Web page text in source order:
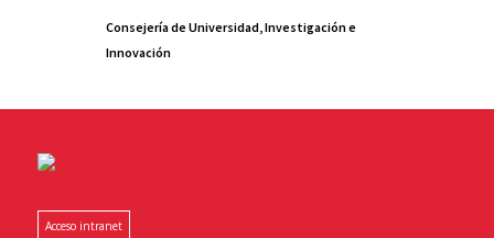
Consejería de Universidad, Investigación e
Innovación
Acceso intranet